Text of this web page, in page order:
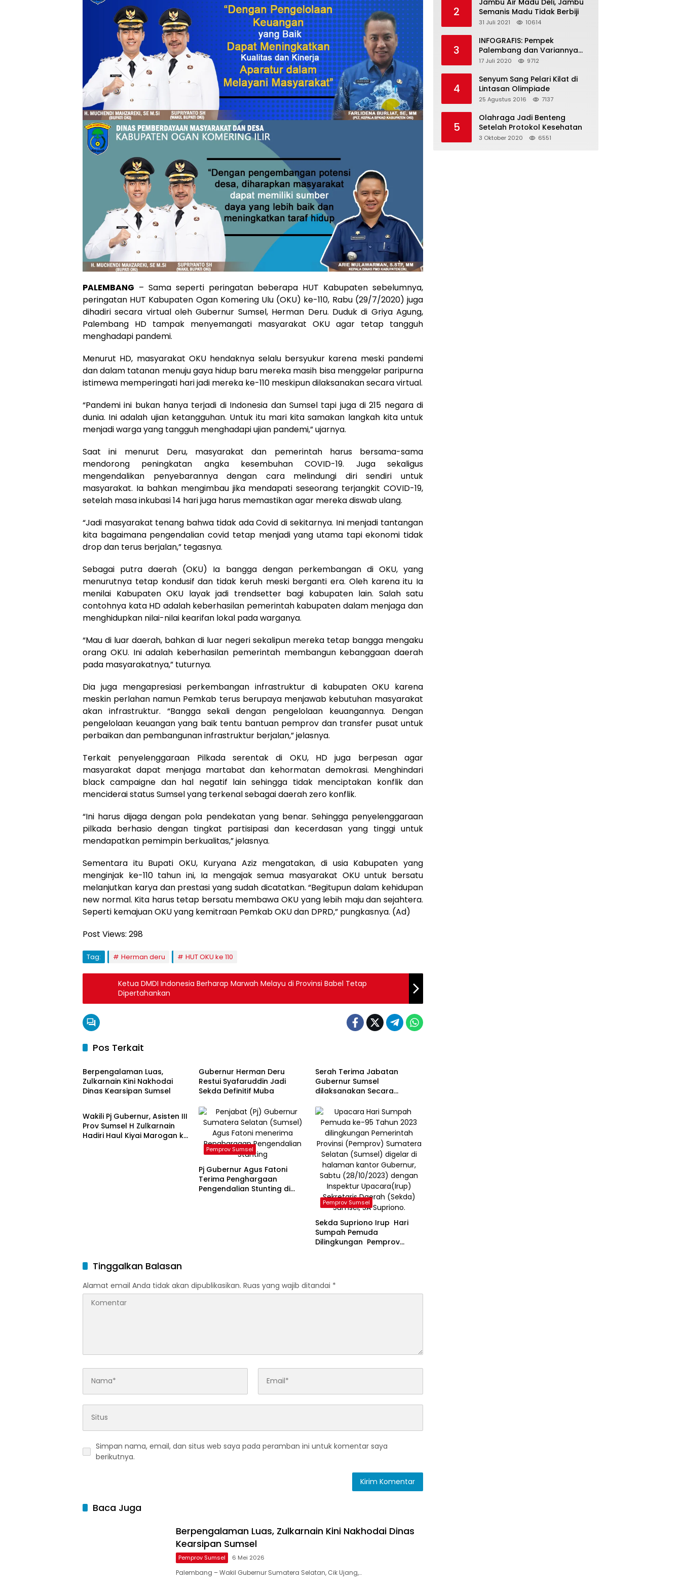
PALEMBANG – Sama seperti peringatan beberapa HUT Kabupaten sebelumnya,
peringatan HUT Kabupaten Ogan Komering Ulu (OKU) ke-110, Rabu (29/7/2020) juga
dihadiri secara virtual oleh Gubernur Sumsel, Herman Deru. Duduk di Griya Agung,
Palembang HD tampak menyemangati masyarakat OKU agar tetap tangguh
menghadapi pandemi.
Menurut HD, masyarakat OKU hendaknya selalu bersyukur karena meski pandemi
dan dalam tatanan menuju gaya hidup baru mereka masih bisa menggelar paripurna
istimewa memperingati hari jadi mereka ke-110 meskipun dilaksanakan secara virtual.
“Pandemi ini bukan hanya terjadi di Indonesia dan Sumsel tapi juga di 215 negara di
dunia. Ini adalah ujian ketangguhan. Untuk itu mari kita samakan langkah kita untuk
menjadi warga yang tangguh menghadapi ujian pandemi,” ujarnya.
Saat ini menurut Deru, masyarakat dan pemerintah harus bersama-sama
mendorong peningkatan angka kesembuhan COVID-19. Juga sekaligus
mengendalikan penyebarannya dengan cara melindungi diri sendiri untuk
masyarakat. Ia bahkan mengimbau jika mendapati seseorang terjangkit COVID-19,
setelah masa inkubasi 14 hari juga harus memastikan agar mereka diswab ulang.
“Jadi masyarakat tenang bahwa tidak ada Covid di sekitarnya. Ini menjadi tantangan
kita bagaimana pengendalian covid tetap menjadi yang utama tapi ekonomi tidak
drop dan terus berjalan,” tegasnya.
Sebagai putra daerah (OKU) Ia bangga dengan perkembangan di OKU, yang
menurutnya tetap kondusif dan tidak keruh meski berganti era. Oleh karena itu Ia
menilai Kabupaten OKU layak jadi trendsetter bagi kabupaten lain. Salah satu
contohnya kata HD adalah keberhasilan pemerintah kabupaten dalam menjaga dan
menghidupkan nilai-nilai kearifan lokal pada warganya.
“Mau di luar daerah, bahkan di luar negeri sekalipun mereka tetap bangga mengaku
orang OKU. Ini adalah keberhasilan pemerintah membangun kebanggaan daerah
pada masyarakatnya,” tuturnya.
Dia juga mengapresiasi perkembangan infrastruktur di kabupaten OKU karena
meskin perlahan namun Pemkab terus berupaya menjawab kebutuhan masyarakat
akan infrastruktur. “Bangga sekali dengan pengelolaan keuangannya. Dengan
pengelolaan keuangan yang baik tentu bantuan pemprov dan transfer pusat untuk
perbaikan dan pembangunan infrastruktur berjalan,” jelasnya.
Terkait penyelenggaraan Pilkada serentak di OKU, HD juga berpesan agar
masyarakat dapat menjaga martabat dan kehormatan demokrasi. Menghindari
black campaigne dan hal negatif lain sehingga tidak menciptakan konflik dan
menciderai status Sumsel yang terkenal sebagai daerah zero konflik.
“Ini harus dijaga dengan pola pendekatan yang benar. Sehingga penyelenggaraan
pilkada berhasio dengan tingkat partisipasi dan kecerdasan yang tinggi untuk
mendapatkan pemimpin berkualitas,” jelasnya.
Sementara itu Bupati OKU, Kuryana Aziz mengatakan, di usia Kabupaten yang
menginjak ke-110 tahun ini, Ia mengajak semua masyarakat OKU untuk bersatu
melanjutkan karya dan prestasi yang sudah dicatatkan. “Begitupun dalam kehidupan
new normal. Kita harus tetap bersatu membawa OKU yang lebih maju dan sejahtera.
Seperti kemajuan OKU yang kemitraan Pemkab OKU dan DPRD,” pungkasnya. (Ad)
Post Views: 298
Tag: Herman deru HUT OKU ke 110
Ketua DMDI Indonesia Berharap Marwah Melayu di Provinsi Babel Tetap
Dipertahankan
Pos Terkait
Pemprov Sumsel
Berpengalaman Luas,
Zulkarnain Kini Nakhodai
Dinas Kearsipan Sumsel
Gubernur Herman Deru
Restui Syafaruddin Jadi
Sekda Definitif Muba
Serah Terima Jabatan
Gubernur Sumsel
dilaksanakan Secara
Pemprov Sumsel
Wakili Pj Gubernur, Asisten III
Prov Sumsel H Zulkarnain
Hadiri Haul Kiyai Marogan ke
Pemprov Sumsel
Pj Gubernur Agus Fatoni
Terima Penghargaan
Pengendalian Stunting di
Pemprov Sumsel
Sekda Supriono Irup Hari
Sumpah Pemuda
Dilingkungan Pemprov
Tinggalkan Balasan
Alamat email Anda tidak akan dipublikasikan. Ruas yang wajib ditandai *
Simpan nama, email, dan situs web saya pada peramban ini untuk komentar saya
berikutnya.
Baca Juga
Berpengalaman Luas, Zulkarnain Kini Nakhodai Dinas
Kearsipan Sumsel
Pemprov Sumsel 6 Mei 2026
Palembang – Wakil Gubernur Sumatera Selatan, Cik Ujang,…
2
Jambu Air Madu Deli, Jambu
Semanis Madu Tidak Berbiji
31 Juli 2021 10614
3
INFOGRAFIS: Pempek
Palembang dan Variannya
yang Melegenda
17 Juli 2020 9712
4
Senyum Sang Pelari Kilat di
Lintasan Olimpiade
25 Agustus 2016 7137
5
Olahraga Jadi Benteng
Setelah Protokol Kesehatan
3 Oktober 2020 6551